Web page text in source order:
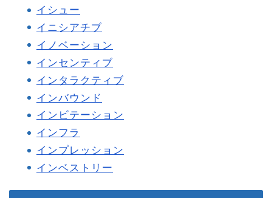
イシュー
イニシアチブ
イノベーション
インセンティブ
インタラクティブ
インバウンド
インビテーション
インフラ
インプレッション
インベストリー